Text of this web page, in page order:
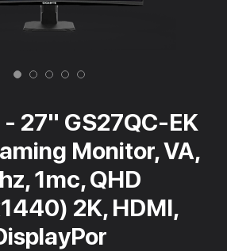
27" GS27QC-EK
Monitor, VA,
1mc, QHD
2K, HDMI,